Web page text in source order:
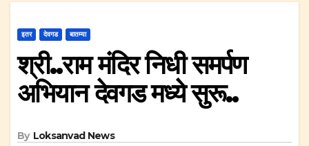
इतर देवगड बातम्या
श्री..राम मंदिर निधी समर्पण
अभियान देवगड मध्ये सुरू..
By Loksanvad News